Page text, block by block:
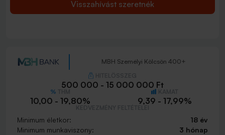
Visszahívást szeretnék
MBH Személyi Kölcsön 400+
500 000 - 15 000 000 Ft
10,00 - 19,80% 9,39 - 17,99%
Minimum életkor:
18 év
Minimum munkaviszony:
3 hónap